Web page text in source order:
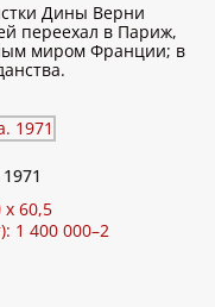
Дины Верни
переехал в Париж,
миром Франции; в
x 60,5
1 400 000–2